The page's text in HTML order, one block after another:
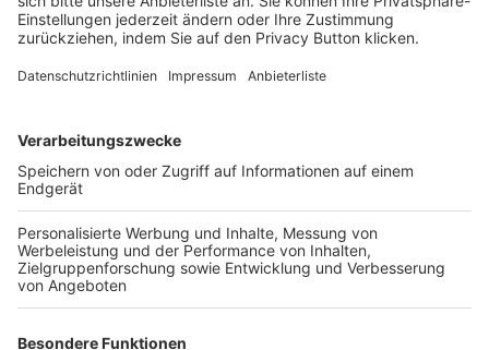
FOLGE DEM BFV
TOP-VEREINE
TOP-PARTNER